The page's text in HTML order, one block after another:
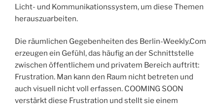
Licht- und Kommunikationssystem, um diese Themen
herauszuarbeiten.
Die räumlichen Gegebenheiten des Berlin-Weekly.Com
erzeugen ein Gefühl, das häufig an der Schnittstelle
zwischen öffentlichem und privatem Bereich auftritt:
Frustration. Man kann den Raum nicht betreten und
auch visuell nicht voll erfassen. COOMING SOON
verstärkt diese Frustration und stellt sie einem